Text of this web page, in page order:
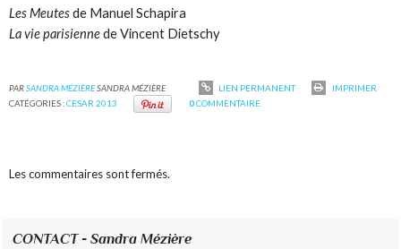
Les Meutesde Manuel Schapira
La vie parisiennede Vincent Dietschy
PARSANDRA MÉZIÈRESANDRA MÉZIÈRE LIEN PERMANENT
IMPRIMER
CATÉGORIES :CESAR 2013 0COMMENTAIRE
Les commentaires sont fermés.
CONTACT - Sandra Mézière